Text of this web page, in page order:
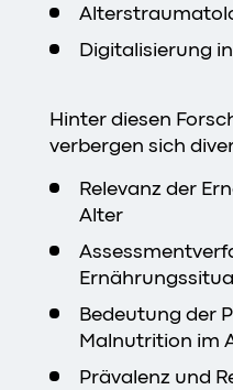
Digitalisierung
Hinter diesen
verbergen sich
Relevanz der
Alter
Bedeutung der
Malnutrition im
Prävalenz und